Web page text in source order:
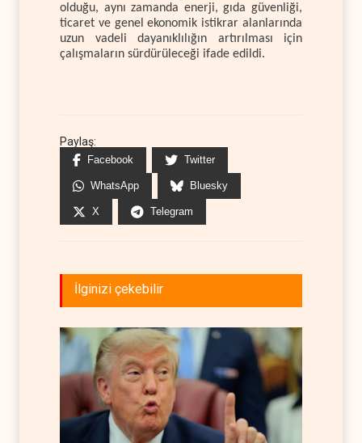
olduğu, aynı zamanda enerji, gıda güvenliği,
ticaret ve genel ekonomik istikrar alanlarında
uzun vadeli dayanıklılığın artırılması için
çalışmaların sürdürüleceği ifade edildi.
Paylaş:
Facebook Twitter
WhatsApp Bluesky
X Telegram
İlginizi çekebilir